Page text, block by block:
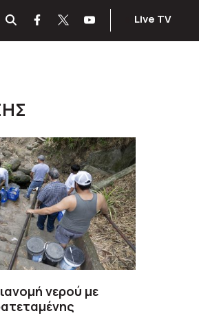
Live TV
νερού με